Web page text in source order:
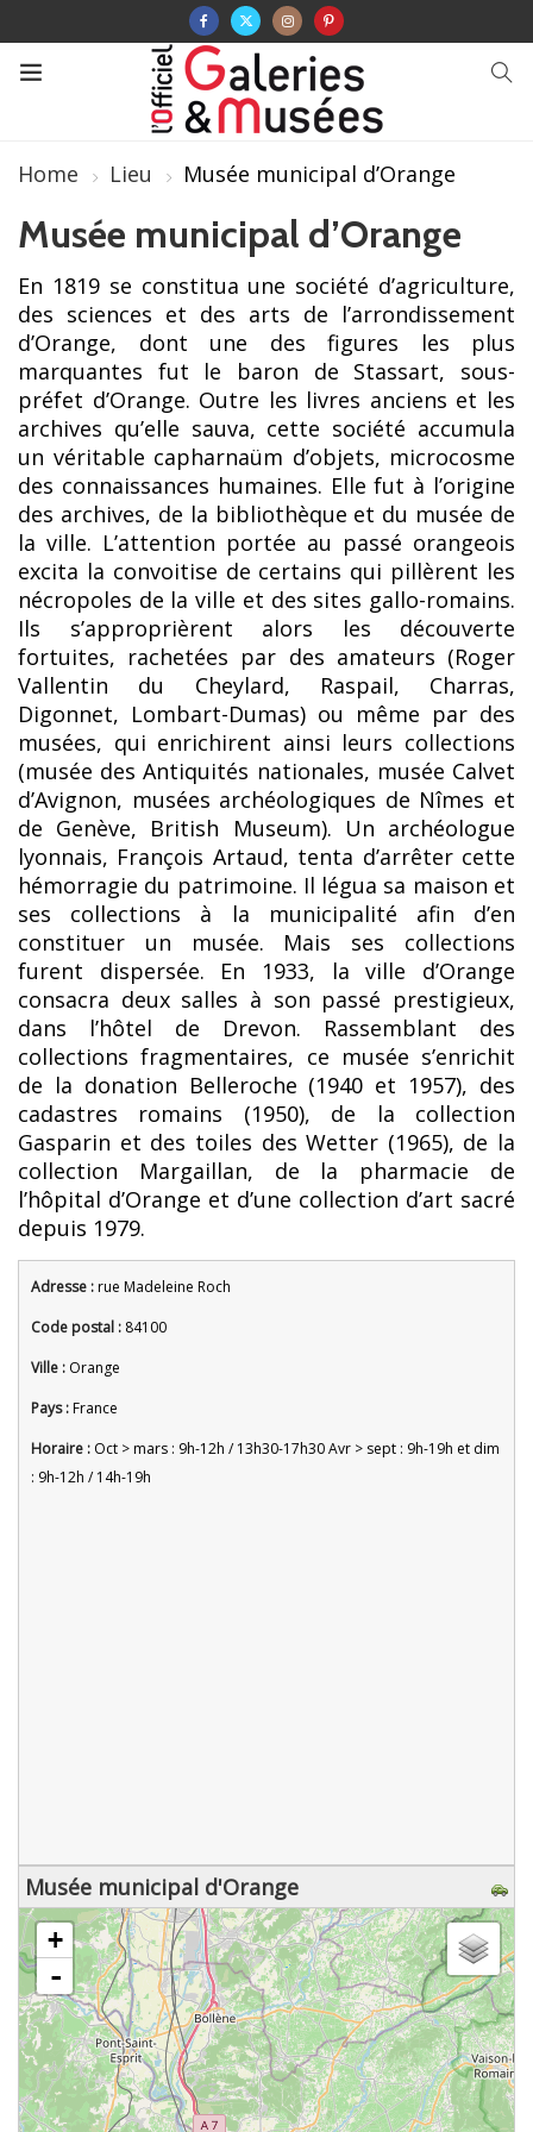
Home Lieu Musée municipal d’Orange
Musée municipal d’Orange
En 1819 se constitua une société d’agriculture,
des sciences et des arts de l’arrondissement
d’Orange, dont une des figures les plus
marquantes fut le baron de Stassart, sous-
préfet d’Orange. Outre les livres anciens et les
archives qu’elle sauva, cette société accumula
un véritable capharnaüm d’objets, microcosme
des connaissances humaines. Elle fut à l’origine
des archives, de la bibliothèque et du musée de
la ville. L’attention portée au passé orangeois
excita la convoitise de certains qui pillèrent les
nécropoles de la ville et des sites gallo-romains.
Ils s’approprièrent alors les découverte
fortuites, rachetées par des amateurs (Roger
Vallentin du Cheylard, Raspail, Charras,
Digonnet, Lombart-Dumas) ou même par des
musées, qui enrichirent ainsi leurs collections
(musée des Antiquités nationales, musée Calvet
d’Avignon, musées archéologiques de Nîmes et
de Genève, British Museum). Un archéologue
lyonnais, François Artaud, tenta d’arrêter cette
hémorragie du patrimoine. Il légua sa maison et
ses collections à la municipalité afin d’en
constituer un musée. Mais ses collections
furent dispersée. En 1933, la ville d’Orange
consacra deux salles à son passé prestigieux,
dans l’hôtel de Drevon. Rassemblant des
collections fragmentaires, ce musée s’enrichit
de la donation Belleroche (1940 et 1957), des
cadastres romains (1950), de la collection
Gasparin et des toiles des Wetter (1965), de la
collection Margaillan, de la pharmacie de
l’hôpital d’Orange et d’une collection d’art sacré
depuis 1979.
Adresse :rue Madeleine Roch
Code postal : 84100
Ville : Orange
Pays :France
Horaire : Oct > mars : 9h-12h / 13h30-17h30 Avr > sept : 9h-19h et dim
: 9h-12h / 14h-19h
Musée municipal d'Orange
chargement de la carte - veuillez patienter...
+
-